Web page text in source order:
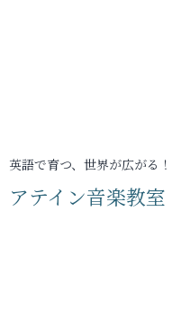
英語で育つ、世界が広がる！
アテイン音楽教室